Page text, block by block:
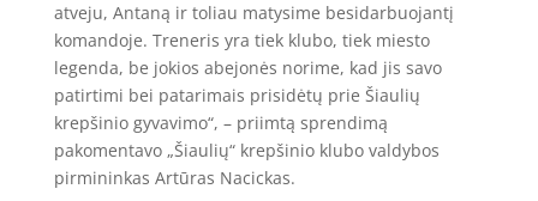
atveju, Antaną ir toliau matysime besidarbuojantį
komandoje. Treneris yra tiek klubo, tiek miesto
legenda, be jokios abejonės norime, kad jis savo
patirtimi bei patarimais prisidėtų prie Šiaulių
krepšinio gyvavimo“, – priimtą sprendimą
pakomentavo „Šiaulių“ krepšinio klubo valdybos
pirmininkas Artūras Nacickas.